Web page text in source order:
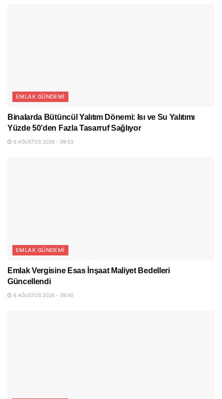
EMLAK GÜNDEMI
Binalarda Bütüncül Yalıtım Dönemi: Isı ve Su Yalıtımı
Yüzde 50’den Fazla Tasarruf Sağlıyor
6 AĞUSTOS 2026 - 09:53
EMLAK GÜNDEMI
Emlak Vergisine Esas İnşaat Maliyet Bedelleri
Güncellendi
6 AĞUSTOS 2026 - 09:40